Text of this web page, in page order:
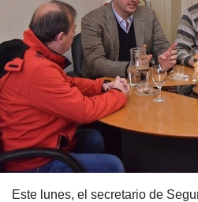
Este lunes, el secretario de